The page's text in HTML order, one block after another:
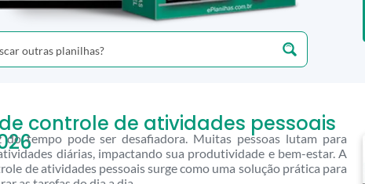
controle de atividades pessoais
do tempo pode ser desafiadora. Muitas pessoas lutam para
diárias, impactando sua produtividade e bem-estar. A
de atividades pessoais surge como uma solução prática para